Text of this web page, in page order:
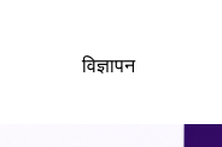
विज्ञापन